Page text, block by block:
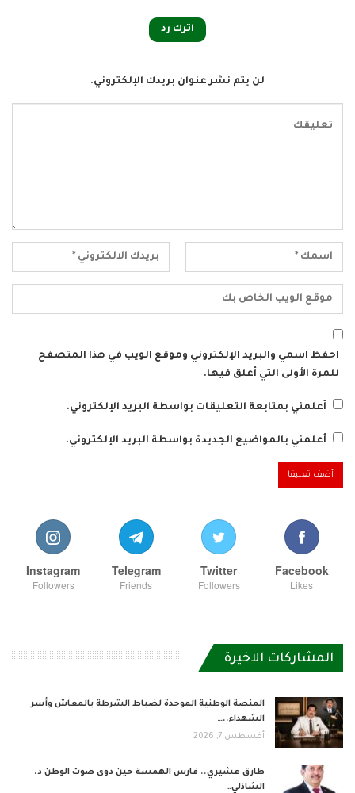
اترك رد
لن يتم نشر عنوان بريدك الإلكتروني.
احفظ اسمي والبريد الإلكتروني وموقع الويب في هذا المتصفح
للمرة الأولى التي أعلق فيها.
أعلمني بمتابعة التعليقات بواسطة البريد الإلكتروني.
أعلمني بالمواضيع الجديدة بواسطة البريد الإلكتروني.
Facebook
Likes
Twitter
Followers
Telegram
Friends
Instagram
Followers
المشاركات الاخيرة
المنصة الوطنية الموحدة لضباط الشرطة بالمعاش وأسر
الشهداء..…
أغسطس 7, 2026
طارق عشيري.. فارس الهمسة حين دوى صوت الوطن د.
الشاذلي…